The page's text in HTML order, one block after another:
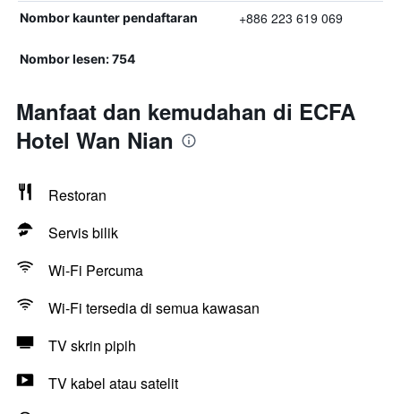
Nombor kaunter pendaftaran +886 223 619 069
Nombor lesen: 754
Manfaat dan kemudahan di ECFA
Hotel Wan Nian
Restoran
Servis bilik
Wi-Fi Percuma
Wi-Fi tersedia di semua kawasan
TV skrin pipih
TV kabel atau satelit